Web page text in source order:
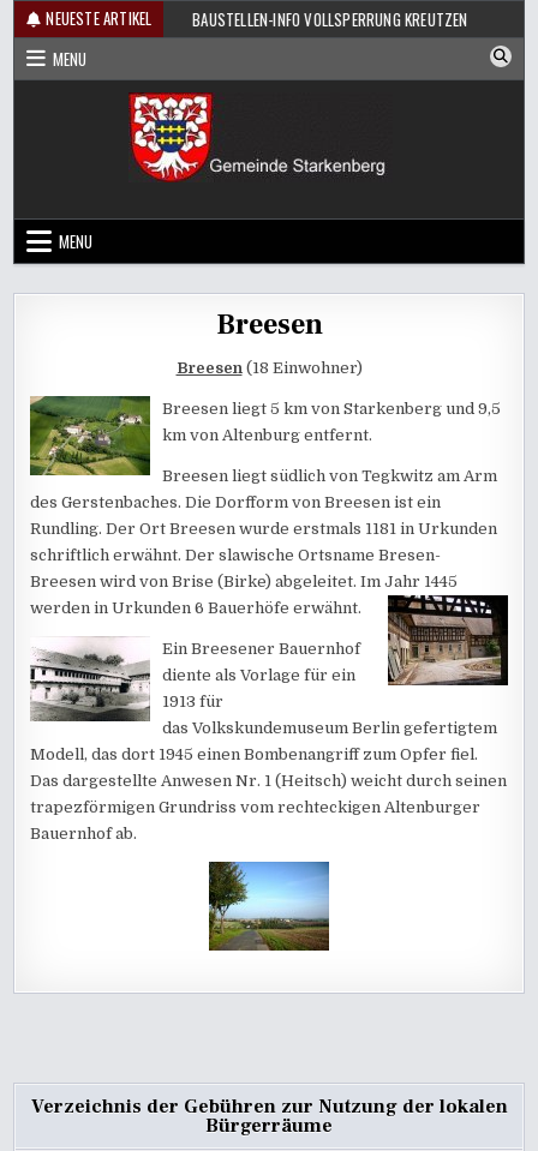
Skip
content
NEUESTE ARTIKEL
FRÜHSHOPPEN BAUSTELLEN-INFO VOLLSPERRUNG KREUTZEN
MENU
MENU
Breesen
Breesen(18 Einwohner)
Breesen liegt 5 km von Starkenberg und 9,5
km von Altenburg entfernt.
Breesen liegt südlich von Tegkwitz am Arm
des Gerstenbaches. Die Dorfform von Breesen ist ein
Rundling. Der Ort Breesen wurde erstmals 1181 in Urkunden
schriftlich erwähnt. Der slawische Ortsname Bresen-
Breesen wird von Brise (Birke) abgeleitet. Im Jahr 1445
werden in Urkunden 6 Bauerhöfe erwähnt.
Ein Breesener Bauernhof
diente als Vorlage für ein
1913 für
das Volkskundemuseum Berlin gefertigtem
Modell, das dort 1945 einen Bombenangriff zum Opfer fiel.
Das dargestellte Anwesen Nr. 1 (Heitsch) weicht durch seinen
trapezförmigen Grundriss vom rechteckigen Altenburger
Bauernhof ab.
Verzeichnis der Gebühren zur Nutzung der lokalen
Bürgerräume